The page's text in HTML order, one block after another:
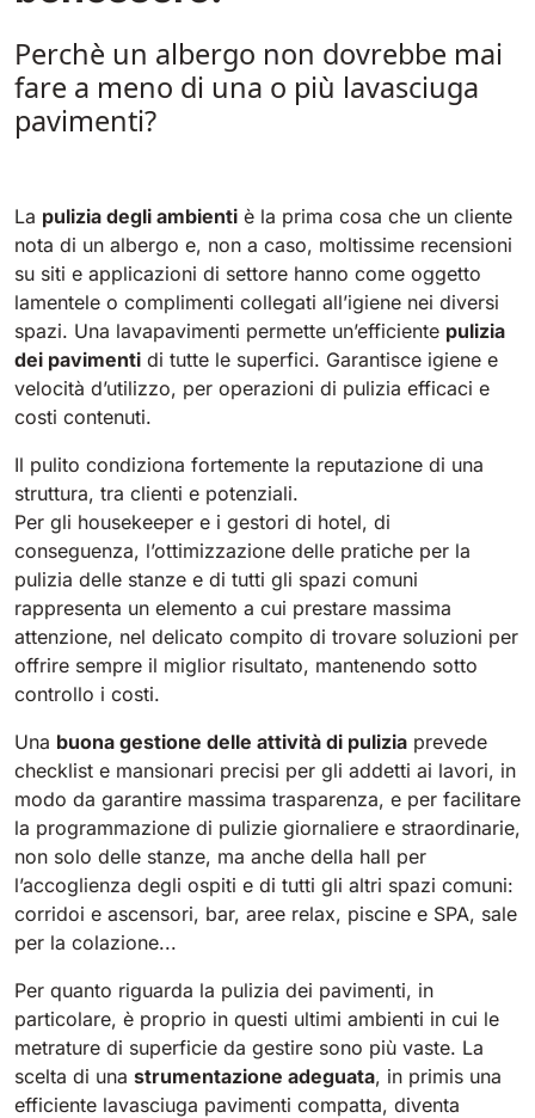
550 mm 2200 m²/h
E61
610 mm 2625 m²/h
E71
E81
810 mm 3645 m²/h
Lavapavimenti uomo a bordo
Mostra tutte
E65
650 mm 3900 m²/h
E75
760 mm 4560 m²/h
E83
E85
810 mm 6075 m²/h
Tigra
1055 mm 5800 m²/h
Rider 1201
Rider Lift
1200 mm 7865 m²/h
Xtrema
1400 mm 12600 m²/h
Magnum
1570 mm 18840 m²/h
Bull 200
2100 mm 29400 m²/h
Perchè un albergo non dovrebbe mai
fare a meno di una o più lavasciuga
pavimenti?
La pulizia degli ambienti è la prima cosa che un cliente
nota di un albergo e, non a caso, moltissime recensioni
su siti e applicazioni di settore hanno come oggetto
lamentele o complimenti collegati all’igiene nei diversi
spazi. Una lavapavimenti permette un’efficiente pulizia
dei pavimenti di tutte le superfici. Garantisce igiene e
velocità d’utilizzo, per operazioni di pulizia efficaci e
costi contenuti.
Il pulito condiziona fortemente la reputazione di una
struttura, tra clienti e potenziali.
Per gli housekeeper e i gestori di hotel, di
conseguenza, l’ottimizzazione delle pratiche per la
pulizia delle stanze e di tutti gli spazi comuni
rappresenta un elemento a cui prestare massima
attenzione, nel delicato compito di trovare soluzioni per
offrire sempre il miglior risultato, mantenendo sotto
controllo i costi.
Una buona gestione delle attività di pulizia prevede
checklist e mansionari precisi per gli addetti ai lavori, in
modo da garantire massima trasparenza, e per facilitare
la programmazione di pulizie giornaliere e straordinarie,
non solo delle stanze, ma anche della hall per
l’accoglienza degli ospiti e di tutti gli altri spazi comuni:
corridoi e ascensori, bar, aree relax, piscine e SPA, sale
per la colazione...
Per quanto riguarda la pulizia dei pavimenti, in
particolare, è proprio in questi ultimi ambienti in cui le
metrature di superficie da gestire sono più vaste. La
scelta di una strumentazione adeguata, in primis una
efficiente lavasciuga pavimenti compatta, diventa